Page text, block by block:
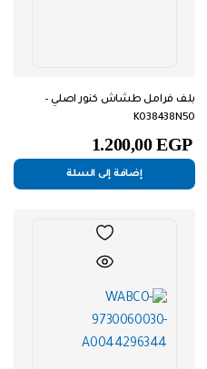
بلف فرامل طشاش كنور اصلي –
K038438N50
1.200,00EGP
إضافة إلى السلة